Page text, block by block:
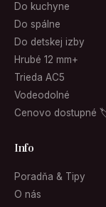
Do kuchyne
Do spálne
Do detskej izby
Hrubé 12 mm+
Trieda AC5
Vodeodolné
Cenovo dostupné
Info
Poradňa & Tipy
O nás